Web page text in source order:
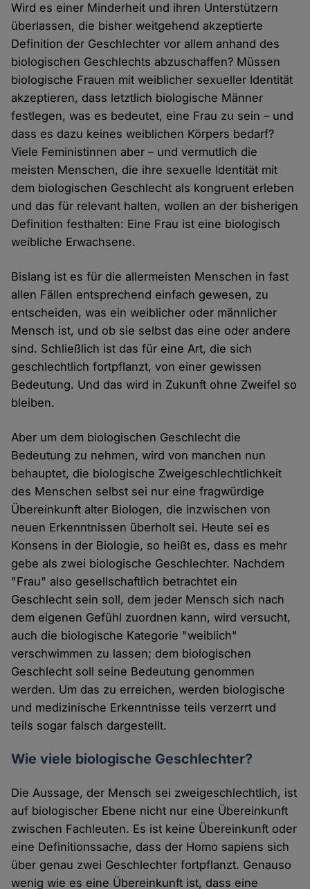
Wird es einer Minderheit und ihren Unterstützern
überlassen, die bisher weitgehend akzeptierte
Definition der Geschlechter vor allem anhand des
biologischen Geschlechts abzuschaffen? Müssen
biologische Frauen mit weiblicher sexueller Identität
akzeptieren, dass letztlich biologische Männer
festlegen, was es bedeutet, eine Frau zu sein – und
dass es dazu keines weiblichen Körpers bedarf?
Viele Feministinnen aber – und vermutlich die
meisten Menschen, die ihre sexuelle Identität mit
dem biologischen Geschlecht als kongruent erleben
und das für relevant halten, wollen an der bisherigen
Definition festhalten: Eine Frau ist eine biologisch
weibliche Erwachsene.
Bislang ist es für die allermeisten Menschen in fast
allen Fällen entsprechend einfach gewesen, zu
entscheiden, was ein weiblicher oder männlicher
Mensch ist, und ob sie selbst das eine oder andere
sind. Schließlich ist das für eine Art, die sich
geschlechtlich fortpflanzt, von einer gewissen
Bedeutung. Und das wird in Zukunft ohne Zweifel so
bleiben.
Aber um dem biologischen Geschlecht die
Bedeutung zu nehmen, wird von manchen nun
behauptet, die biologische Zweigeschlechtlichkeit
des Menschen selbst sei nur eine fragwürdige
Übereinkunft alter Biologen, die inzwischen von
neuen Erkenntnissen überholt sei. Heute sei es
Konsens in der Biologie, so heißt es, dass es mehr
gebe als zwei biologische Geschlechter. Nachdem
"Frau" also gesellschaftlich betrachtet ein
Geschlecht sein soll, dem jeder Mensch sich nach
dem eigenen Gefühl zuordnen kann, wird versucht,
auch die biologische Kategorie "weiblich"
verschwimmen zu lassen; dem biologischen
Geschlecht soll seine Bedeutung genommen
werden. Um das zu erreichen, werden biologische
und medizinische Erkenntnisse teils verzerrt und
teils sogar falsch dargestellt.
Wie viele biologische Geschlechter?
Die Aussage, der Mensch sei zweigeschlechtlich, ist
auf biologischer Ebene nicht nur eine Übereinkunft
zwischen Fachleuten. Es ist keine Übereinkunft oder
eine Definitionssache, dass der Homo sapiens sich
über genau zwei Geschlechter fortpflanzt. Genauso
wenig wie es eine Übereinkunft ist, dass eine